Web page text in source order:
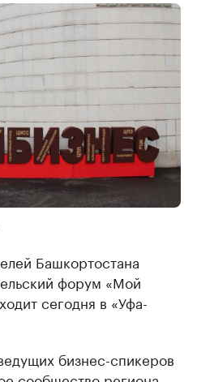
Башкортостана
форум «Мой
сегодня в «Уфа-
бизнес-спикеров